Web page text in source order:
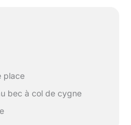
place
bec à col de cygne